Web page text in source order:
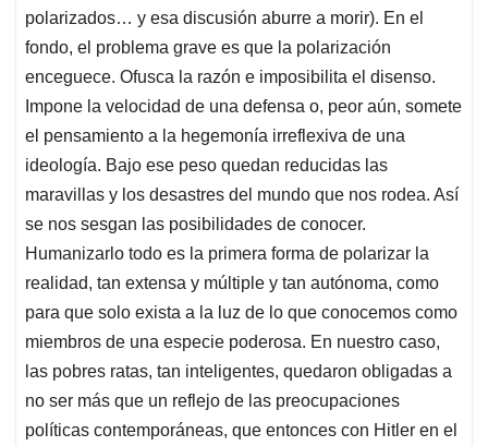
polarizados… y esa discusión aburre a morir). En el
fondo, el problema grave es que la polarización
enceguece. Ofusca la razón e imposibilita el disenso.
Impone la velocidad de una defensa o, peor aún, somete
el pensamiento a la hegemonía irreflexiva de una
ideología. Bajo ese peso quedan reducidas las
maravillas y los desastres del mundo que nos rodea. Así
se nos sesgan las posibilidades de conocer.
Humanizarlo todo es la primera forma de polarizar la
realidad, tan extensa y múltiple y tan autónoma, como
para que solo exista a la luz de lo que conocemos como
miembros de una especie poderosa. En nuestro caso,
las pobres ratas, tan inteligentes, quedaron obligadas a
no ser más que un reflejo de las preocupaciones
políticas contemporáneas, que entonces con Hitler en el